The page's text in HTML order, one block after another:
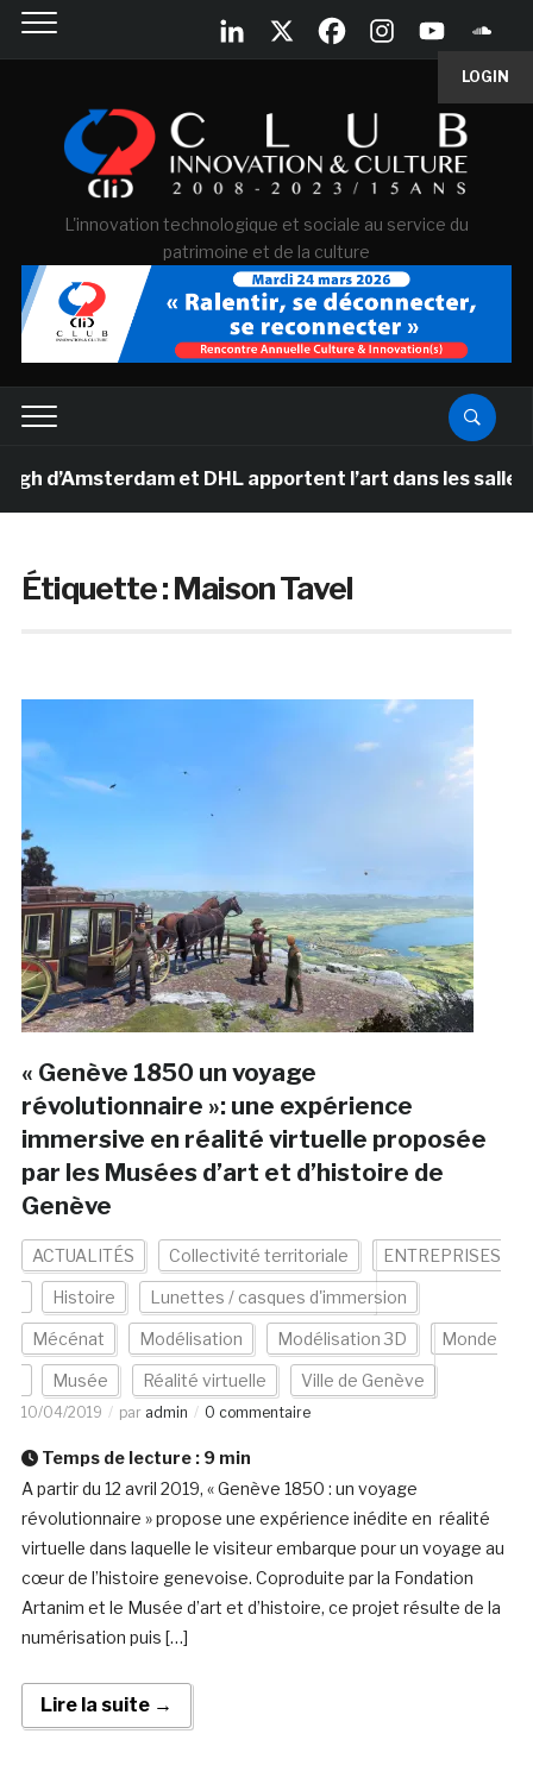
LOGIN
L'innovation technologique et sociale au service du
patrimoine et de la culture
d’Amsterdam et DHL apportent l’art dans les salles de
Étiquette :Maison Tavel
« Genève 1850 un voyage
révolutionnaire »: une expérience
immersive en réalité virtuelle proposée
par les Musées d’art et d’histoire de
Genève
ACTUALITÉS Collectivité territoriale ENTREPRISES
Histoire Lunettes / casques d'immersion
Mécénat Modélisation Modélisation 3D Monde
Musée Réalité virtuelle Ville de Genève
10/04/2019 par admin 0 commentaire
Temps de lecture : 9 min
A partir du 12 avril 2019, « Genève 1850 : un voyage
révolutionnaire » propose une expérience inédite en réalité
virtuelle dans laquelle le visiteur embarque pour un voyage au
cœur de l’histoire genevoise. Coproduite par la Fondation
Artanim et le Musée d’art et d’histoire, ce projet résulte de la
numérisation puis […]
Lire la suite →